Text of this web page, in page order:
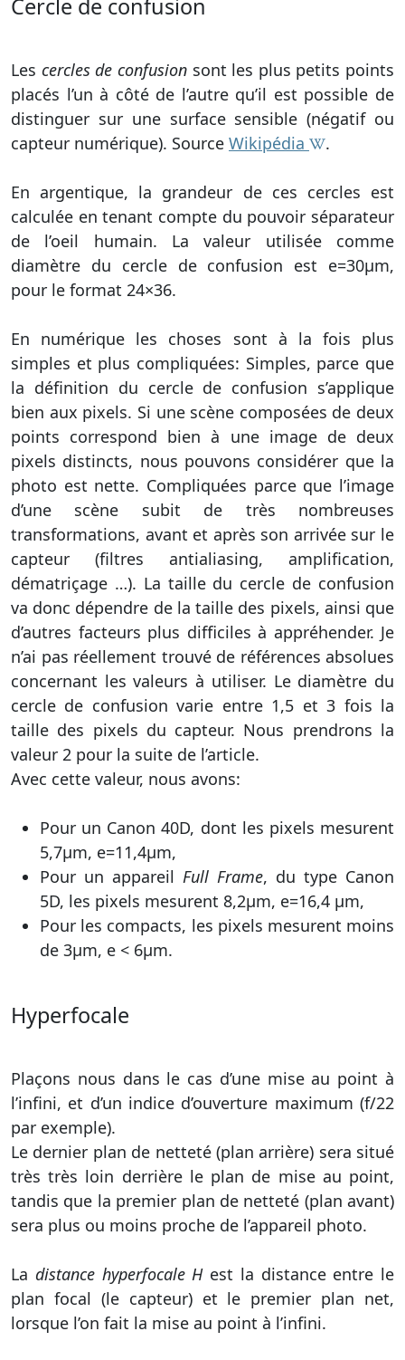
Cercle de confusion
Les cercles de confusionsont les plus petits points
placés l’un à côté de l’autre qu’il est possible de
distinguer sur une surface sensible (négatif ou
capteur numérique). Source Wikipédia .
En argentique, la grandeur de ces cercles est
calculée en tenant compte du pouvoir séparateur
de l’oeil humain. La valeur utilisée comme
diamètre du cercle de confusion est e=30µm,
pour le format 24×36.
En numérique les choses sont à la fois plus
simples et plus compliquées: Simples, parce que
la définition du cercle de confusion s’applique
bien aux pixels. Si une scène composées de deux
points correspond bien à une image de deux
pixels distincts, nous pouvons considérer que la
photo est nette. Compliquées parce que l’image
d’une scène subit de très nombreuses
transformations, avant et après son arrivée sur le
capteur (filtres antialiasing, amplification,
dématriçage …). La taille du cercle de confusion
va donc dépendre de la taille des pixels, ainsi que
d’autres facteurs plus difficiles à appréhender. Je
n’ai pas réellement trouvé de références absolues
concernant les valeurs à utiliser. Le diamètre du
cercle de confusion varie entre 1,5 et 3 fois la
taille des pixels du capteur. Nous prendrons la
valeur 2 pour la suite de l’article.
Avec cette valeur, nous avons:
Pour un Canon 40D, dont les pixels mesurent
5,7µm, e=11,4µm,
Pour un appareil Full Frame, du type Canon
5D, les pixels mesurent 8,2µm, e=16,4 µm,
Pour les compacts, les pixels mesurent moins
de 3µm, e < 6µm.
Hyperfocale
Plaçons nous dans le cas d’une mise au point à
l’infini, et d’un indice d’ouverture maximum (f/22
par exemple).
Le dernier plan de netteté (plan arrière) sera situé
très très loin derrière le plan de mise au point,
tandis que la premier plan de netteté (plan avant)
sera plus ou moins proche de l’appareil photo.
La distance hyperfocale Hest la distance entre le
plan focal (le capteur) et le premier plan net,
lorsque l’on fait la mise au point à l’infini.